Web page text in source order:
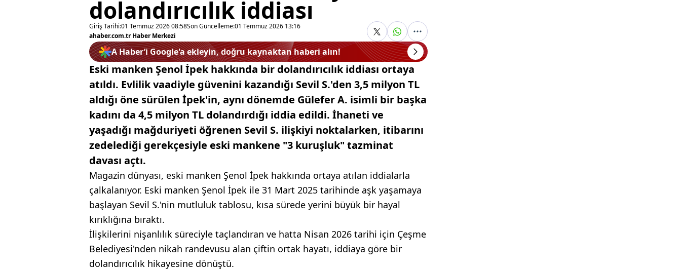
dolandırıcılık iddiası
Giriş Tarihi:01 Temmuz 2026 08:58Son Güncelleme:01 Temmuz 2026 13:16
ahaber.com.tr Haber Merkezi
A Haber’i Google'a ekleyin, doğru kaynaktan haberi alın!
Eski manken Şenol İpek hakkında bir dolandırıcılık iddiası ortaya
atıldı. Evlilik vaadiyle güvenini kazandığı Sevil S.'den 3,5 milyon TL
aldığı öne sürülen İpek'in, aynı dönemde Gülefer A. isimli bir başka
kadını da 4,5 milyon TL dolandırdığı iddia edildi. İhaneti ve
yaşadığı mağduriyeti öğrenen Sevil S. ilişkiyi noktalarken, itibarını
zedelediği gerekçesiyle eski mankene "3 kuruşluk" tazminat
davası açtı.
Magazin dünyası, eski manken Şenol İpek hakkında ortaya atılan iddialarla
çalkalanıyor. Eski manken Şenol İpek ile 31 Mart 2025 tarihinde aşk yaşamaya
başlayan Sevil S.'nin mutluluk tablosu, kısa sürede yerini büyük bir hayal
kırıklığına bıraktı.
İlişkilerini nişanlılık süreciyle taçlandıran ve hatta Nisan 2026 tarihi için Çeşme
Belediyesi'nden nikah randevusu alan çiftin ortak hayatı, iddiaya göre bir
dolandırıcılık hikayesine dönüştü.